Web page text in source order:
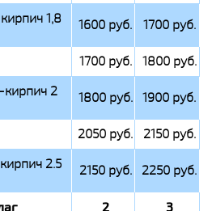
1,8
1600 руб. 1700 руб.
1700 руб.
1800 руб.
2
1800 руб. 1900 руб.
2050 руб.
2150 руб.
2.5
2150 руб. 2250 руб.
2 3